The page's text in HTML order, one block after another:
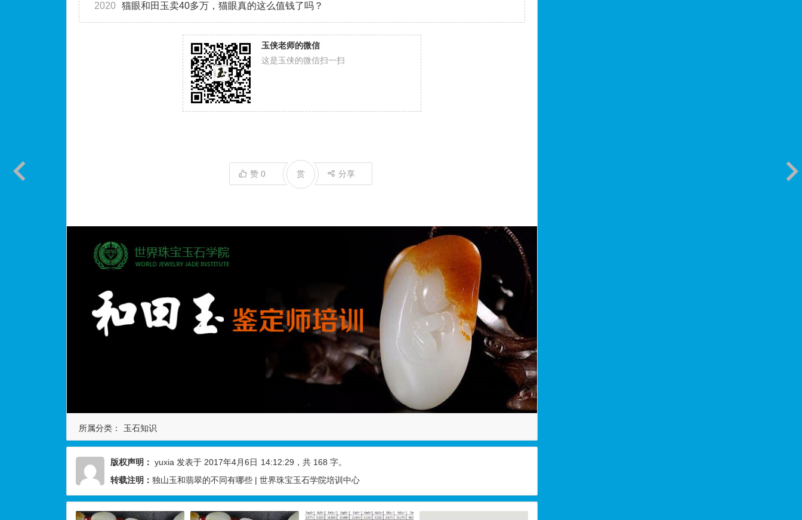
2020 猫眼和田玉卖40多万，猫眼真的这么值钱了吗？
玉侠老师的微信
这是玉侠的微信扫一扫
赞0 分享
赏
所属分类： 玉石知识
版权声明： yuxia 发表于 2017年4月6日 14:12:29 ，共 168 字。
转载注明： 独山玉和翡翠的不同有哪些 | 世界珠宝玉石学院培训中心